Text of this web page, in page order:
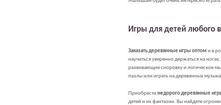
Игры для детей любого
Заказать деревянные игры оптом и в
научиться уверенно держаться на
развивающие сноровку и логическое
пазлы или играть на деревянных
Приобрестинедорого деревянные
детей и их фантазии. Вы найдете